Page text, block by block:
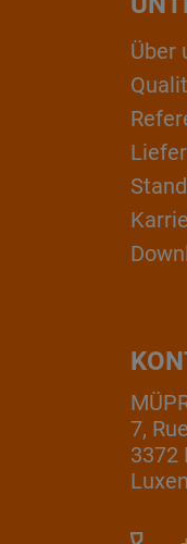
Über
7,
3372